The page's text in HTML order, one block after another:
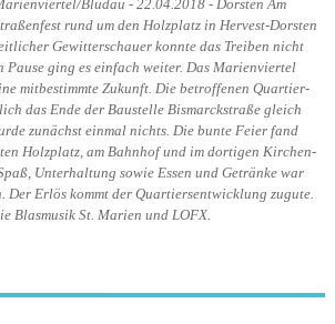
Bludau - 22.04.2018 - Dorsten Am
rund um den Holzplatz in Hervest-Dorsten
Gewitterschauer konnte das Treiben nicht
Pause ging es einfach weiter. Das Marienviertel
mitbestimmte Zukunft. Die betroffenen Quartier-
das Ende der Baustelle Bismarckstraße gleich
zunächst einmal nichts. Die bunte Feier fand
Holzplatz, am Bahnhof und im dortigen Kirchen-
Unterhaltung sowie Essen und Getränke war
Erlös kommt der Quartiersentwicklung zugute.
Blasmusik St. Marien und LOFX.